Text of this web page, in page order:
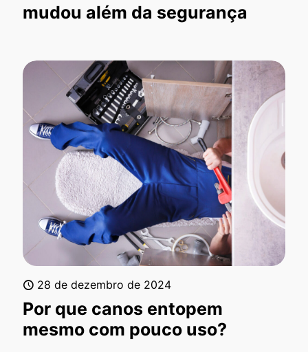
mudou além da segurança
28 de dezembro de 2024
Por que canos entopem
mesmo com pouco uso?